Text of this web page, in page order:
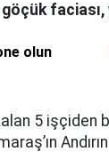
faciası,
olun
5 işçiden